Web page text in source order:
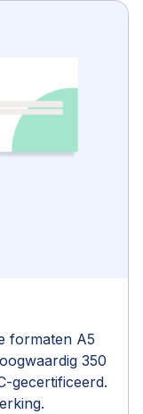
formaten A5
350
gecertificeerd.